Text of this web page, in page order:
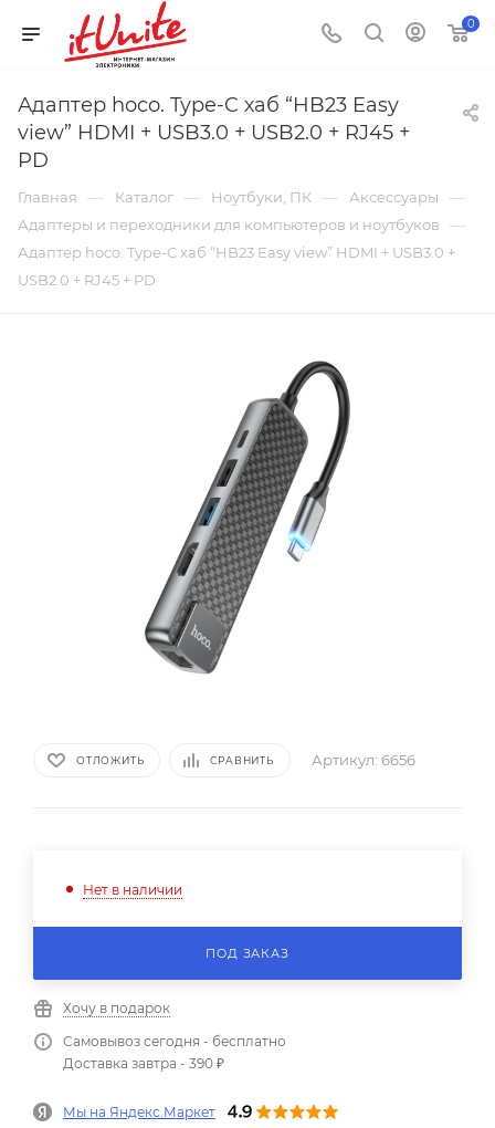
0
Адаптер hoco. Type-C хаб “HB23 Easy
view” HDMI + USB3.0 + USB2.0 + RJ45 +
PD
Главная — Каталог — Ноутбуки, ПК — Аксессуары —
Адаптеры и переходники для компьютеров и ноутбуков —
Адаптер hoco. Type-C хаб “HB23 Easy view” HDMI + USB3.0 +
USB2.0 + RJ45 + PD
ОТЛОЖИТЬ СРАВНИТЬ Артикул: 6656
Нет в наличии
ПОД ЗАКАЗ
Хочу в подарок
Самовывоз сегодня - бесплатно
Доставка завтра - 390 ₽
Мы на Яндекс.Маркет